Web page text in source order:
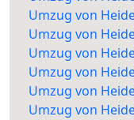
Umzug von
Umzug von
Umzug von
Umzug von
Umzug von
Umzug von